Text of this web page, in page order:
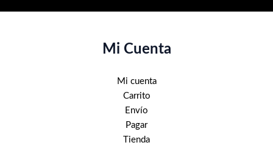
Mi Cuenta
Mi cuenta
Carrito
Envío
Pagar
Tienda